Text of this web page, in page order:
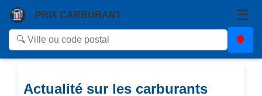
PRIX CARBURANT ☰
Actualité sur les carburants